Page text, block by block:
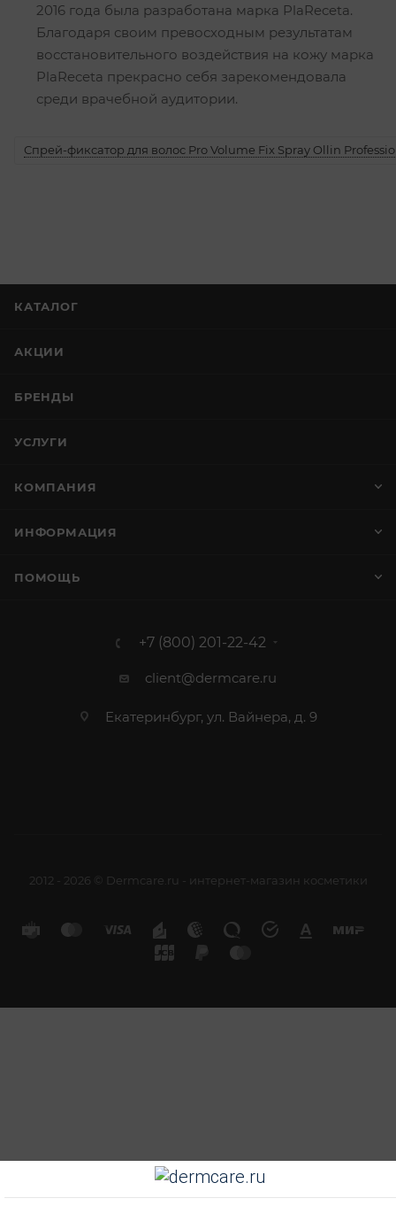
2016 года была разработана марка PlaReceta.
Благодаря своим превосходным результатам
восстановительного воздействия на кожу марка
PlaReceta прекрасно себя зарекомендовала
среди врачебной аудитории.
Спрей-фиксатор для волос Pro Volume Fix Spray Ollin
КАТАЛОГ
АКЦИИ
БРЕНДЫ
УСЛУГИ
КОМПАНИЯ
ИНФОРМАЦИЯ
ПОМОЩЬ
+7 (800) 201-22-42
client@dermcare.ru
Екатеринбург, ул. Вайнера, д. 9
2012 - 2026 © Dermcare.ru - интернет-магазин косметики